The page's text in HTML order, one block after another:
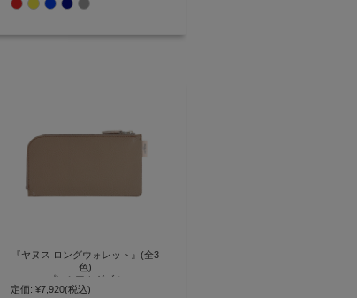
ィ アッファ)】(0185)
『ヤヌス ロングウォレット』(全3
色)
プレミアムダブル
定価: ¥7,920(税込)